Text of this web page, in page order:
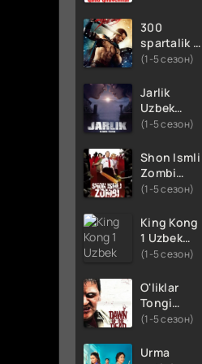
tilida
koreya
seryali
barcha
o'zbek
tilida
tilida 2016
O'zbekcha
tarjima
HD
skachat
300
spartalik 2
/ Uch yuz
2 Premyera
Uzbek
tilida 2013
tarjima
kino HD
skachat
(1-5 сезон)
Jarlik
Uzbek
tilida 2025
tarjima
kino HD
skachat
(1-5 сезон)
Shon Ismli
Zombi
Uzbek
O'zbekcha
tarjima
kino HD
(1-5 сезон)
King Kong
1 Uzbek
tilida 2005
tarjima
kino HD
skachat
(1-5 сезон)
O'liklar
Tongi
Uzbek
(2004)
(1-5 сезон)
Urma